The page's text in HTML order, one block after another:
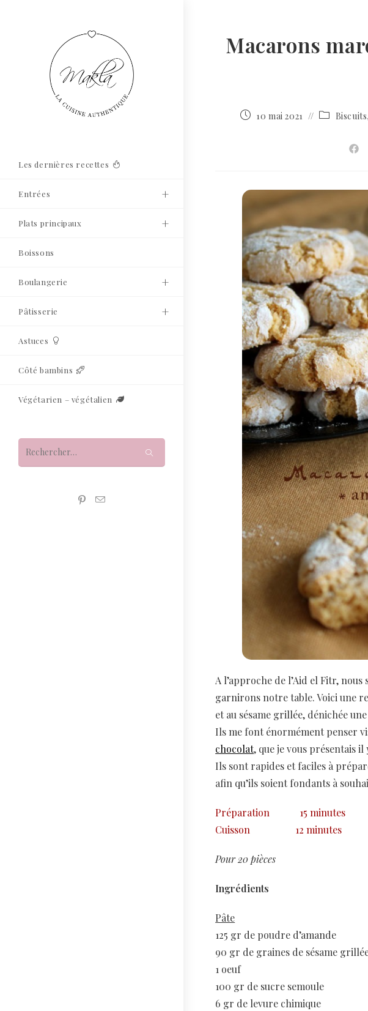
Les dernières recettes
Entrées
Plats principaux
Boissons
Boulangerie
Pâtisserie
Astuces
Côté bambins
Végétarien – végétalien
Macarons
10 mai 2021
A l’approche de l’Aid el Fitr,
garnirons notre table. Voici une
et au sésame grillée, dénichée
Ils me font énormément penser
chocolat, que je vous présentais il
Ils sont rapides et faciles à
afin qu’ils soient fondants à
Préparation
15 minutes
Cuisson
12 minutes
Pour 20 pièces
Ingrédients
Pâte
125 gr de poudre d’amande
90 gr de graines de sésame
1 oeuf
100 gr de sucre semoule
6 gr de levure chimique